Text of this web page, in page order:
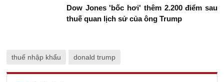
Dow Jones 'bốc hơi' thêm 2.200 điểm sau
thuế quan lịch sử của ông Trump
thuế nhập khẩu donald trump